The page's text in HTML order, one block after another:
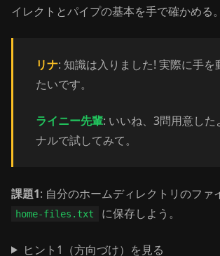
イレクトとパイプの基本を手で確かめる。
リナ: 知識は入りました! 実際に手を
たいです。
ライニー先輩: いいね、3問用意した
ナルで試してみて。
課題1: 自分のホームディレクトリのファ
home-files.txt に保存しよう。
ヒント1（方向づけ）を見る